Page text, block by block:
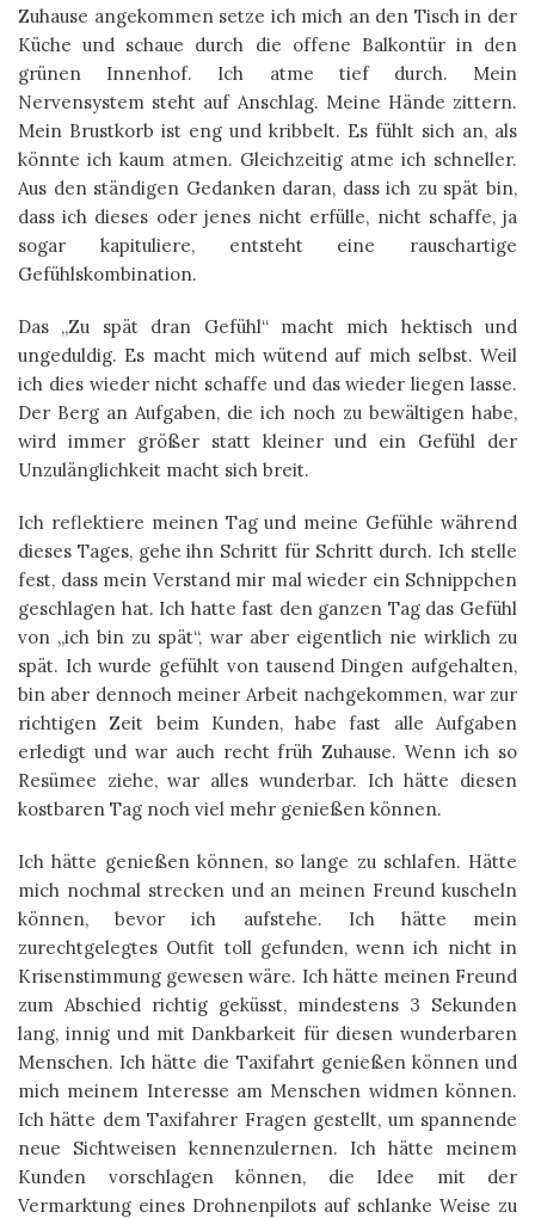
Zuhause angekommen setze ich mich an den Tisch in der
Küche und schaue durch die offene Balkontür in den
grünen Innenhof. Ich atme tief durch. Mein
Nervensystem steht auf Anschlag. Meine Hände zittern.
Mein Brustkorb ist eng und kribbelt. Es fühlt sich an, als
könnte ich kaum atmen. Gleichzeitig atme ich schneller.
Aus den ständigen Gedanken daran, dass ich zu spät bin,
dass ich dieses oder jenes nicht erfülle, nicht schaffe, ja
sogar kapituliere, entsteht eine rauschartige
Gefühlskombination.
Das „Zu spät dran Gefühl“ macht mich hektisch und
ungeduldig. Es macht mich wütend auf mich selbst. Weil
ich dies wieder nicht schaffe und das wieder liegen lasse.
Der Berg an Aufgaben, die ich noch zu bewältigen habe,
wird immer größer statt kleiner und ein Gefühl der
Unzulänglichkeit macht sich breit.
Ich reflektiere meinen Tag und meine Gefühle während
dieses Tages, gehe ihn Schritt für Schritt durch. Ich stelle
fest, dass mein Verstand mir mal wieder ein Schnippchen
geschlagen hat. Ich hatte fast den ganzen Tag das Gefühl
von „ich bin zu spät“, war aber eigentlich nie wirklich zu
spät. Ich wurde gefühlt von tausend Dingen aufgehalten,
bin aber dennoch meiner Arbeit nachgekommen, war zur
richtigen Zeit beim Kunden, habe fast alle Aufgaben
erledigt und war auch recht früh Zuhause. Wenn ich so
Resümee ziehe, war alles wunderbar. Ich hätte diesen
kostbaren Tag noch viel mehr genießen können.
Ich hätte genießen können, so lange zu schlafen. Hätte
mich nochmal strecken und an meinen Freund kuscheln
können, bevor ich aufstehe. Ich hätte mein
zurechtgelegtes Outfit toll gefunden, wenn ich nicht in
Krisenstimmung gewesen wäre. Ich hätte meinen Freund
zum Abschied richtig geküsst, mindestens 3 Sekunden
lang, innig und mit Dankbarkeit für diesen wunderbaren
Menschen. Ich hätte die Taxifahrt genießen können und
mich meinem Interesse am Menschen widmen können.
Ich hätte dem Taxifahrer Fragen gestellt, um spannende
neue Sichtweisen kennenzulernen. Ich hätte meinem
Kunden vorschlagen können, die Idee mit der
Vermarktung eines Drohnenpilots auf schlanke Weise zu